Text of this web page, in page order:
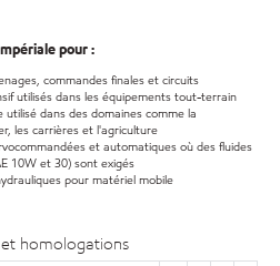
pour :
commandes finales et circuits
utilisés dans les équipements tout-terrain
dans des domaines comme la
les carrières et l'agriculture
et automatiques où des fluides
10W et 30) sont exigés
pour matériel mobile
homologations